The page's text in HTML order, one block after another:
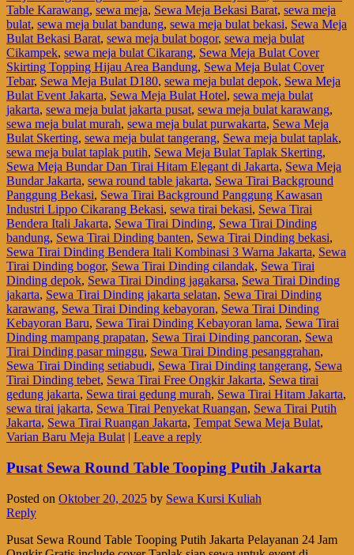
Table Karawang, sewa meja, Sewa Meja Bekasi Barat, sewa meja
bulat, sewa meja bulat bandung, sewa meja bulat bekasi, Sewa Meja
Bulat Bekasi Barat, sewa meja bulat bogor, sewa meja bulat
Cikampek, sewa meja bulat Cikarang, Sewa Meja Bulat Cover
Skirting Topping Hijau Area Bandung, Sewa Meja Bulat Cover
Tebar, Sewa Meja Bulat D180, sewa meja bulat depok, Sewa Meja
Bulat Event Jakarta, Sewa Meja Bulat Hotel, sewa meja bulat
jakarta, sewa meja bulat jakarta pusat, sewa meja bulat karawang,
sewa meja bulat murah, sewa meja bulat purwakarta, Sewa Meja
Bulat Skerting, sewa meja bulat tangerang, Sewa meja bulat taplak,
sewa meja bulat taplak putih, Sewa Meja Bulat Taplak Skerting,
Sewa Meja Bundar Dan Tirai Hitam Elegant di Jakarta, Sewa Meja
Bundar Jakarta, sewa round table jakarta, Sewa Tirai Background
Panggung Bekasi, Sewa Tirai Background Panggung Kawasan
Industri Lippo Cikarang Bekasi, sewa tirai bekasi, Sewa Tirai
Bendera Itali Jakarta, Sewa Tirai Dinding, Sewa Tirai Dinding
bandung, Sewa Tirai Dinding banten, Sewa Tirai Dinding bekasi,
Sewa Tirai Dinding Bendera Itali Kombinasi 3 Warna Jakarta, Sewa
Tirai Dinding bogor, Sewa Tirai Dinding cilandak, Sewa Tirai
Dinding depok, Sewa Tirai Dinding jagakarsa, Sewa Tirai Dinding
jakarta, Sewa Tirai Dinding jakarta selatan, Sewa Tirai Dinding
karawang, Sewa Tirai Dinding kebayoran, Sewa Tirai Dinding
Kebayoran Baru, Sewa Tirai Dinding Kebayoran lama, Sewa Tirai
Dinding mampang prapatan, Sewa Tirai Dinding pancoran, Sewa
Tirai Dinding pasar minggu, Sewa Tirai Dinding pesanggrahan,
Sewa Tirai Dinding setiabudi, Sewa Tirai Dinding tangerang, Sewa
Tirai Dinding tebet, Sewa Tirai Free Ongkir Jakarta, Sewa tirai
gedung jakarta, Sewa tirai gedung murah, Sewa Tirai Hitam Jakarta,
sewa tirai jakarta, Sewa Tirai Penyekat Ruangan, Sewa Tirai Putih
Jakarta, Sewa Tirai Ruangan Jakarta, Tempat Sewa Meja Bulat,
Varian Baru Meja Bulat | Leave a reply
Pusat Sewa Round Table Tooping Putih Jakarta
Posted on Oktober 20, 2025 by Sewa Kursi Kuliah
Reply
Pusat Sewa Round Table Tooping Putih Jakarta Pelayanan 24 Jam